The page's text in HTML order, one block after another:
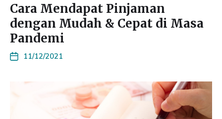
Cara Mendapat Pinjaman
dengan Mudah & Cepat di Masa
Pandemi
11/12/2021